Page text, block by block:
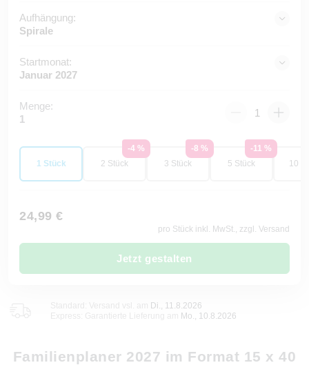
Aufhängung:
Spirale
Startmonat:
Januar 2027
Menge:
1
1 Stück
-4 %
2 Stück
-8 %
3 Stück
-11 %
5 Stück
10
24,99 €
pro Stück inkl. MwSt., zzgl. Versand
Jetzt gestalten
Di., 11.8.2026
Express: Garantierte Lieferung am
Mo., 10.8.2026
Familienplaner 2027 im Format 15 x 40